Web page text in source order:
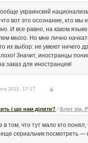
украинский
вот это осознание, кто
И все равно, на каком
много. Но мне лично
их выбор: не умеют ничего
Значит, иностранцы
заказ для иностранцев!
2011, 17:17
і що нам ділити? / Блог им.
в том, что тут мало кто
сериальчик посмотреть